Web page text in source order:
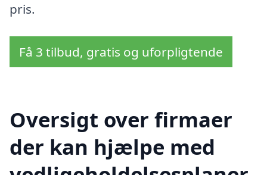
pris.
Få 3 tilbud, gratis og uforpligtende
Oversigt over firmaer
der kan hjælpe med